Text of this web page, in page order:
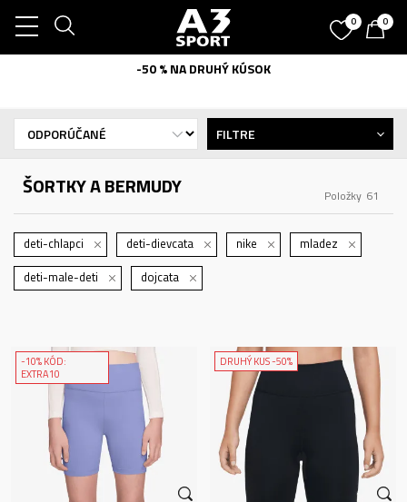
0 0
-50 % NA DRUHÝ KÚSOK
ŠORTKY A BERMUDY 61
Položky
FILTRE
deti-chlapci deti-dievcata nike
mladez
deti-male-deti
dojcata
-10% KÓD:
EXTRA10
DRUHÝ KUS -50%